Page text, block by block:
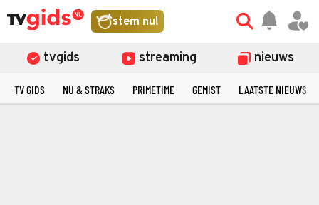
stem nu!
tvgids streaming nieuws
TV GIDS NU & STRAKS PRIMETIME GEMIST LAATSTE NIEUWS